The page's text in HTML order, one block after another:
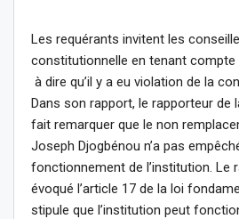
Les requérants invitent les
constitutionnelle en tenant
à dire qu’il y a eu violation de la
Dans son rapport, le rapporteur de
fait remarquer que le non
Joseph Djogbénou n’a pas
fonctionnement de l’institution. Le
évoqué l’article 17 de la loi
stipule que l’institution peut